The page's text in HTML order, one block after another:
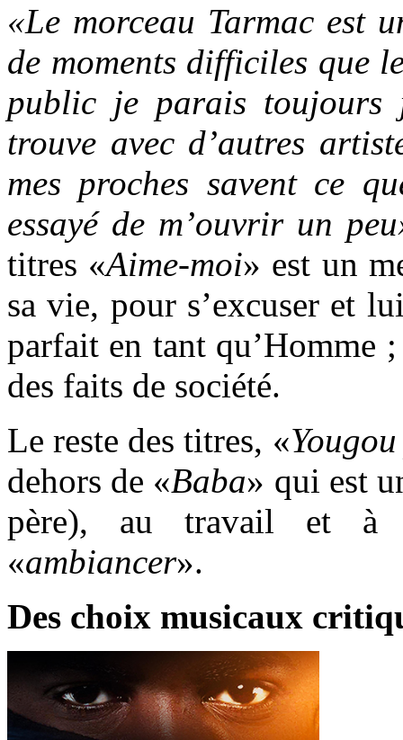
«Le morceau Tarmac est
de moments difficiles que
public je parais toujours
trouve avec d’autres
mes proches savent ce
essayé de m’ouvrir un
titres «Aime-moi» est un
sa vie, pour s’excuser et
parfait en tant qu’Homme
des faits de société.
Le reste des titres, «
dehors de «Baba» qui est
père), au travail et à
«ambiancer».
Des choix musicaux